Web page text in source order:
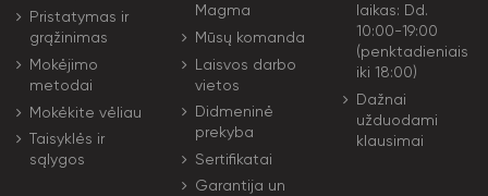
Pristatymas ir
grąžinimas
Mokėjimo
metodai
Mokėkite vėliau
Taisyklės ir
sąlygos
Magma
Mūsų komanda
Laisvos darbo
vietos
Didmeninė
prekyba
Sertifikatai
Garantija un
laikas: Dd.
10:00-19:00
(penktadieniais
iki 18:00)
Dažnai
užduodami
klausimai